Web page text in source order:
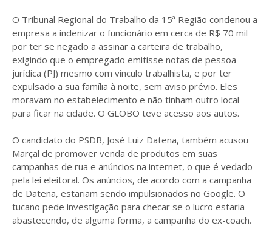
O Tribunal Regional do Trabalho da 15ª Região condenou a
empresa a indenizar o funcionário em cerca de R$ 70 mil
por ter se negado a assinar a carteira de trabalho,
exigindo que o empregado emitisse notas de pessoa
jurídica (PJ) mesmo com vínculo trabalhista, e por ter
expulsado a sua família à noite, sem aviso prévio. Eles
moravam no estabelecimento e não tinham outro local
para ficar na cidade. O GLOBO teve acesso aos autos.
O candidato do PSDB, José Luiz Datena, também acusou
Marçal de promover venda de produtos em suas
campanhas de rua e anúncios na internet, o que é vedado
pela lei eleitoral. Os anúncios, de acordo com a campanha
de Datena, estariam sendo impulsionados no Google. O
tucano pede investigação para checar se o lucro estaria
abastecendo, de alguma forma, a campanha do ex-coach.